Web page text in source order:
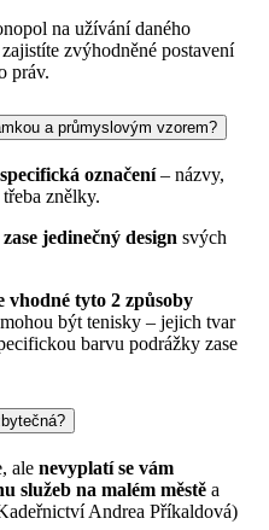
na užívání daného
zvýhodněné postavení
práv.
a průmyslovým vzorem?
označení– názvy,
znělky.
jedinečný design svých
tyto 2 způsoby
být tenisky – jejich tvar
barvu podrážky zase
ale nevyplatí se vám
služeb na malém městě a
Andrea Příkaldová)